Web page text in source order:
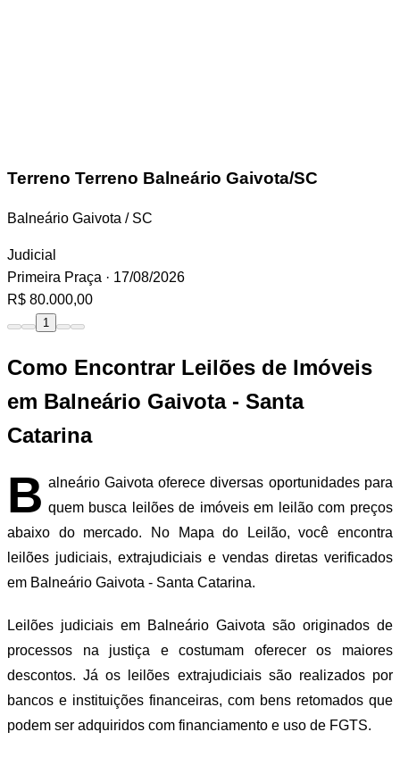
Terreno Terreno Balneário Gaivota/SC
Balneário Gaivota / SC
Judicial
Primeira Praça · 17/08/2026
R$ 80.000,00
1
Como Encontrar Leilões de Imóveis
em Balneário Gaivota - Santa
Catarina
B alneário Gaivota oferece diversas oportunidades para
quem busca leilões de imóveis em leilão com preços
abaixo do mercado. No Mapa do Leilão, você encontra
leilões judiciais, extrajudiciais e vendas diretas verificados
em Balneário Gaivota - Santa Catarina.
Leilões judiciais em Balneário Gaivota são originados de
processos na justiça e costumam oferecer os maiores
descontos. Já os leilões extrajudiciais são realizados por
bancos e instituições financeiras, com bens retomados que
podem ser adquiridos com financiamento e uso de FGTS.